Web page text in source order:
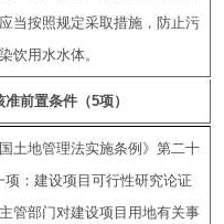
当按照规定采取措施，防止污
染饮用水水体。
前置条件（5项）
土地管理法实施条例》第二十
项：建设项目可行性研究论证
管部门对建设项目用地有关事